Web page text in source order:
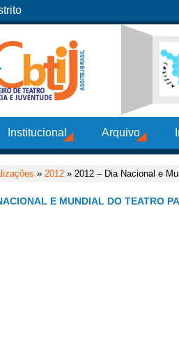
Institucional Arquivo
» 2012 » 2012 – Dia Nacional e
E MUNDIAL DO TEATRO